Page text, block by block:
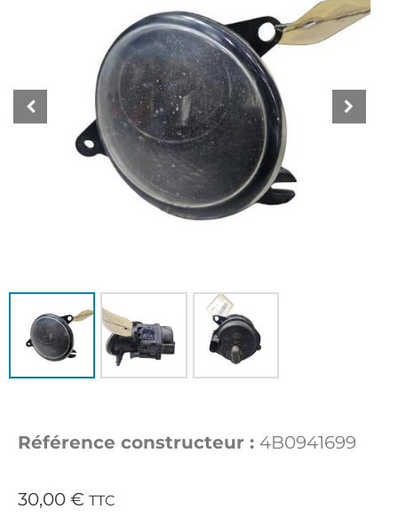
Référence constructeur : 4B0941699
30,00 € TTC